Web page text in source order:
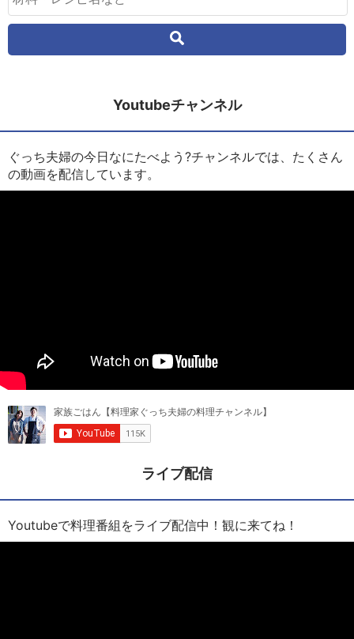
Youtubeチャンネル
ぐっち夫婦の今日なにたべよう?チャンネルでは、たくさん
の動画を配信しています。
ライブ配信
Youtubeで料理番組をライブ配信中！観に来てね！